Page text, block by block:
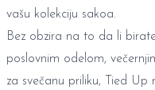
vašu kolekciju sakoa.
Bez obzira na to da li
poslovnim odelom,
za svečanu priliku, Tied